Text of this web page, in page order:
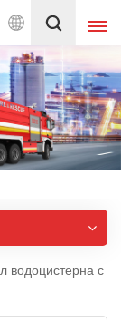
Русский
водоцистерна с